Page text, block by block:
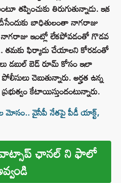
తప్పించుకు తిరుగుతున్నాడు. ఇక
బాధితులంతా నాగరాజు
ఇంట్లో లేకపోవడంతో గొడవ
తమకు ఫిర్యాదు చేయాలని కోరడంతో
డబుల్ బెడ్ రూమ్ కోసం ఇలా
చెబుతున్నారు. అర్హత ఉన్న
కేటాయిస్తుందంటున్నారు.
మోసం.. వైసీపీ నేతపై పీడీ యాక్ట్,
ఛానల్ ని ఫాలో